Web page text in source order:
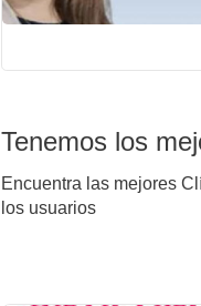
Tenemos los
Encuentra las mejores
los usuarios